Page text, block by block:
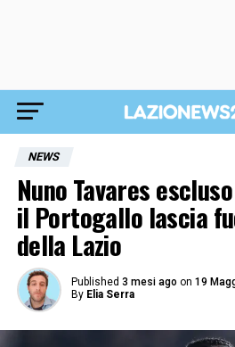
NEWS
Nuno Tavares
il Portogallo lascia
della Lazio
Published 3 mesi ago on 19
By Elia Serra